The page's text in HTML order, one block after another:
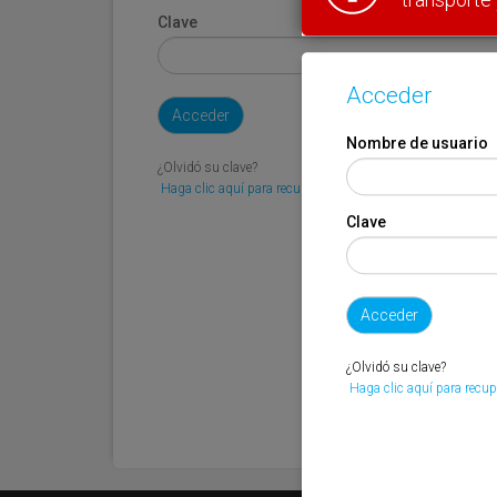
Clave
¿Olvidó su clave?
Haga clic aquí para recuperarla.
Acceder
Nombre de usuario
Clave
¿Olvidó su clave?
Haga clic aquí para